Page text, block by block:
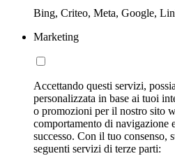
Bing, Criteo, Meta, Google,
Marketing
Accettando questi servizi,
personalizzata in base ai tuoi
o promozioni per il nostro sito
comportamento di navigazione
successo. Con il tuo consenso,
seguenti servizi di terze parti: